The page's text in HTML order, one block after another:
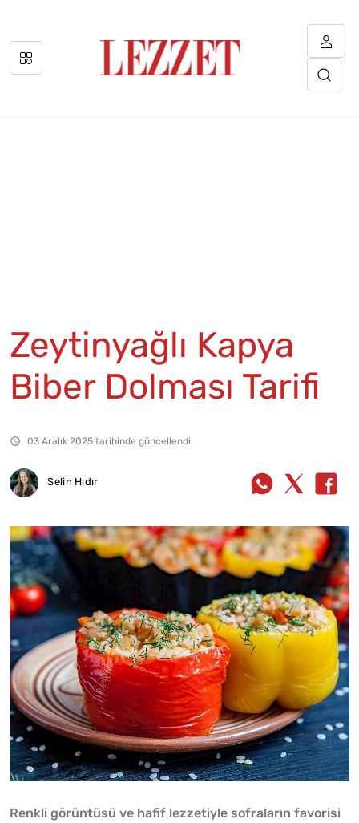
Zeytinyağlı Kapya
Biber Dolması Tarifi
03 Aralık 2025 tarihinde güncellendi.
Selin Hıdır
Renkli görüntüsü ve hafif lezzetiyle sofraların favorisi